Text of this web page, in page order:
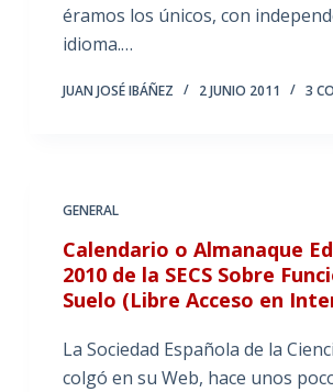
éramos los únicos, con
idioma.…
JUAN JOSÉ IBÁÑEZ 2 JUNIO 2011 3
GENERAL
Calendario o Almanaque
2010 de la SECS Sobre
Suelo (Libre Acceso en
La Sociedad Española de la
colgó en su Web, hace unos